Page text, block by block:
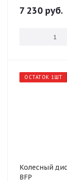
7 230 руб.
ОСТАТОК 1ШТ
Колесный
BFP